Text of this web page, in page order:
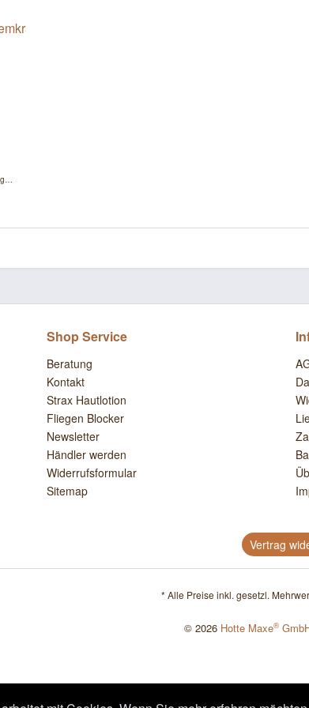
Shop Service
Beratung
Kontakt
Strax Hautlotion
Fliegen Blocker
Newsletter
Händler werden
Widerrufsformular
Sitemap
Vertrag
* Alle Preise inkl. gesetzl.
© 2026 Hotte Maxe®